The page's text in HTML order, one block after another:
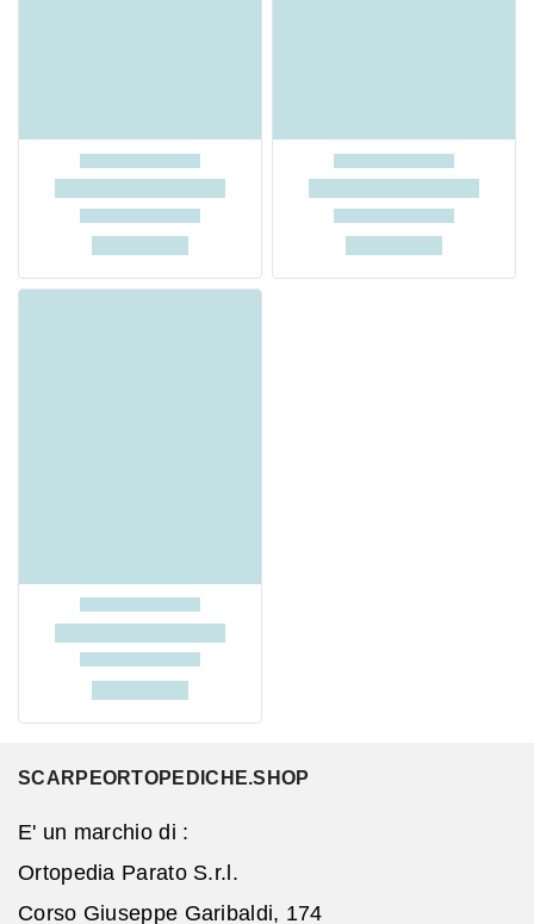
SCARPEORTOPEDICHE.SHOP
E' un marchio di :
Ortopedia Parato S.r.l.
Corso Giuseppe Garibaldi, 174